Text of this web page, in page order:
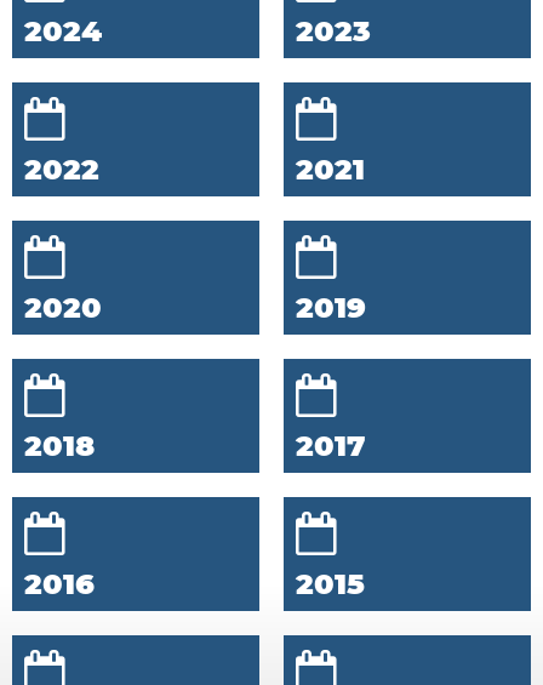
2024 2023
2022 2021
2020 2019
2018 2017
2016 2015